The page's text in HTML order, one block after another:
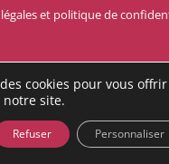
et politique de
cookies pour vous
site.
Refuser Personnaliser